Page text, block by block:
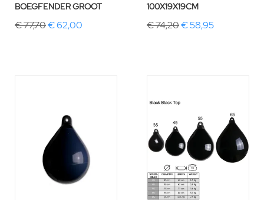
BOEGFENDER GROOT
€ 77,70€ 62,00
100X19X19CM
€ 74,20€ 58,95